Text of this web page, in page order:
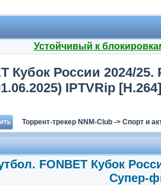
Устойчивый к
Кубок России 2024/
IPTVRip [H.264]
Торрент-трекер NNM-Club -> Спорт и
FONBET Кубок
Супер-